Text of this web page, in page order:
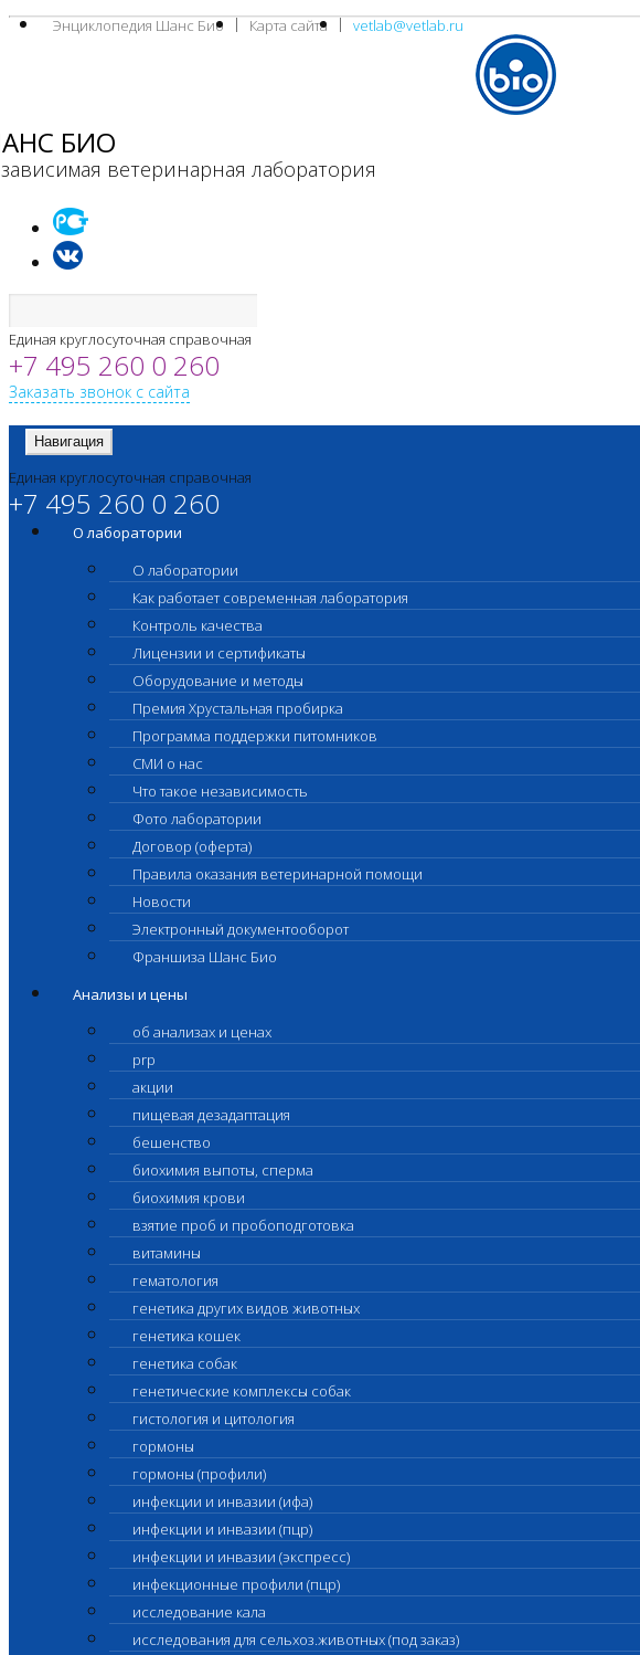
Энциклопедия Шанс Био Карта сайта vetlab@vetlab.ru
БИО
ветеринарная лаборатория
Единая круглосуточная справочная
+7 495 260 0 260
Заказать звонок с сайта
Навигация
Единая круглосуточная справочная
+7 495 260 0 260
О лаборатории
О лаборатории
Как работает современная лаборатория
Контроль качества
Лицензии и сертификаты
Оборудование и методы
Премия Хрустальная пробирка
Программа поддержки питомников
СМИ о нас
Что такое независимость
Фото лаборатории
Договор (оферта)
Правила оказания ветеринарной помощи
Новости
Электронный документооборот
Франшиза Шанс Био
Анализы и цены
об анализах и ценах
prp
акции
пищевая дезадаптация
бешенство
биохимия выпоты, сперма
биохимия крови
взятие проб и пробоподготовка
витамины
гематология
генетика других видов животных
генетика кошек
генетика собак
генетические комплексы собак
гистология и цитология
гормоны
гормоны (профили)
инфекции и инвазии (ифа)
инфекции и инвазии (пцр)
инфекции и инвазии (экспресс)
инфекционные профили (пцр)
исследование кала
исследования для сельхоз.животных (под заказ)